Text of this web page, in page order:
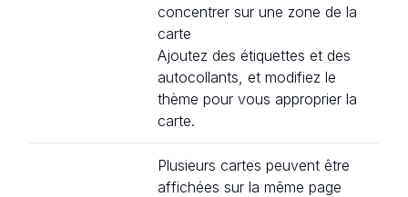
concentrer sur une zone de la
carte
Ajoutez des étiquettes et des
autocollants, et modifiez le
thème pour vous approprier la
carte.
Plusieurs cartes peuvent être
affichées sur la même page